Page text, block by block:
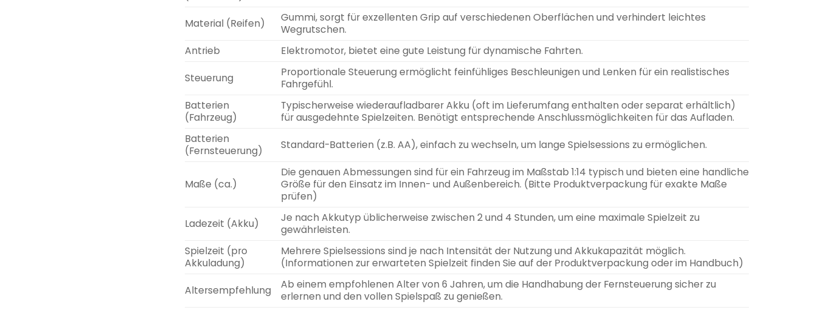
Material (Reifen)
Gummi, sorgt für exzellenten Grip auf verschiedenen Oberflächen und verhindert leichtes
Wegrutschen.
Antrieb
Elektromotor, bietet eine gute Leistung für dynamische Fahrten.
Steuerung
Proportionale Steuerung ermöglicht feinfühliges Beschleunigen und Lenken für ein realistisches
Fahrgefühl.
Batterien
(Fahrzeug)
Typischerweise wiederaufladbarer Akku (oft im Lieferumfang enthalten oder separat erhältlich)
für ausgedehnte Spielzeiten. Benötigt entsprechende Anschlussmöglichkeiten für das Aufladen.
Batterien
(Fernsteuerung)
Standard-Batterien (z.B. AA), einfach zu wechseln, um lange Spielsessions zu ermöglichen.
Maße (ca.)
Die genauen Abmessungen sind für ein Fahrzeug im Maßstab 1:14 typisch und bieten eine handliche
Größe für den Einsatz im Innen- und Außenbereich. (Bitte Produktverpackung für exakte Maße
prüfen)
Ladezeit (Akku)
Je nach Akkutyp üblicherweise zwischen 2 und 4 Stunden, um eine maximale Spielzeit zu
gewährleisten.
Spielzeit (pro
Akkuladung)
Mehrere Spielsessions sind je nach Intensität der Nutzung und Akkukapazität möglich.
(Informationen zur erwarteten Spielzeit finden Sie auf der Produktverpackung oder im Handbuch)
Altersempfehlung
Ab einem empfohlenen Alter von 6 Jahren, um die Handhabung der Fernsteuerung sicher zu
erlernen und den vollen Spielspaß zu genießen.